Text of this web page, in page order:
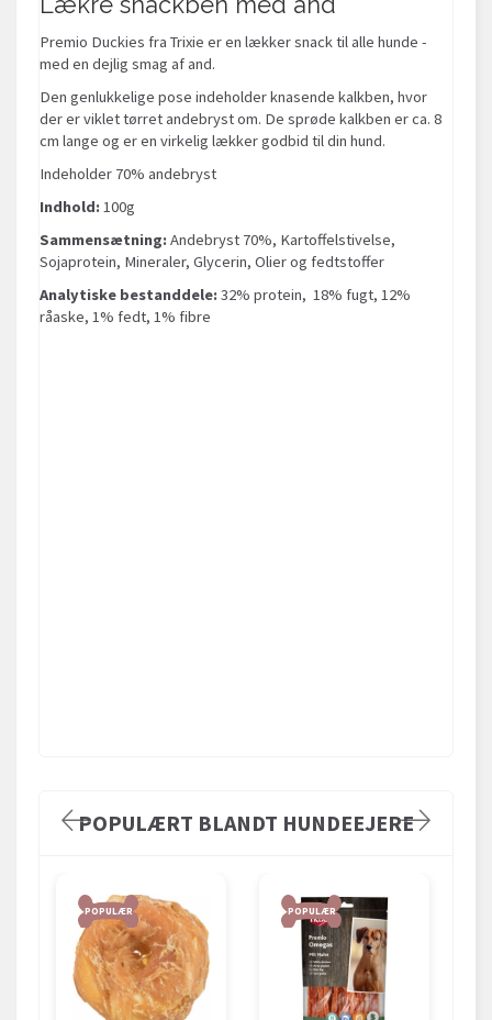
Premio Duckies fra Trixie er en lækker snack til alle hunde -
med en dejlig smag af and.
Den genlukkelige pose indeholder knasende kalkben, hvor
der er viklet tørret andebryst om. De sprøde kalkben er ca. 8
cm lange og er en virkelig lækker godbid til din hund.
Indeholder 70% andebryst
Indhold:100g
Sammensætning:Andebryst 70%, Kartoffelstivelse,
Sojaprotein, Mineraler, Glycerin, Olier og fedtstoffer
Analytiske bestanddele:32% protein, 18% fugt, 12%
råaske, 1% fedt, 1% fibre
POPULÆRT BLANDT HUNDEEJERE
POPULÆR POPULÆR